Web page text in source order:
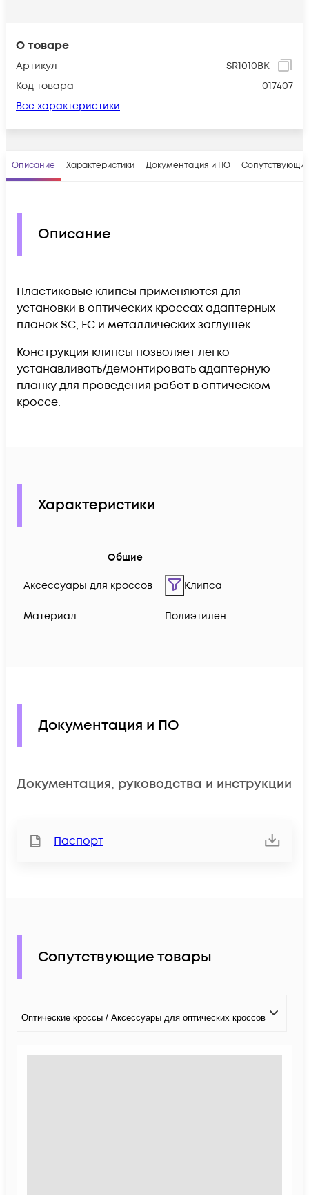
О товаре
Артикул
SR1010BK
Код товара
017407
Все характеристики
Описание Характеристики Документация и ПО
Описание
Пластиковые клипсы применяются для
установки в оптических кроссах адаптерных
планок SC, FC и металлических заглушек.
Конструкция клипсы позволяет легко
устанавливать/демонтировать адаптерную
планку для проведения работ в оптическом
кроссе.
Характеристики
Общие
Аксессуары для кроссов Клипса
Материал Полиэтилен
Документация и ПО
Документация, руководства и инструкции
Паспорт
Сопутствующие товары
Оптические кроссы / Аксессуары для оптических кроссов